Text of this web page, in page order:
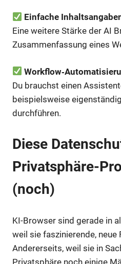
Einfache
Eine weitere Stärke der AI
Zusammenfassung eines
Du brauchst einen
beispielsweise
durchführen.
Diese
Privatsphäre-
(noch)
KI-Browser sind gerade in
weil sie faszinierende, neue
Andererseits, weil sie in
Privatsphäre noch einige